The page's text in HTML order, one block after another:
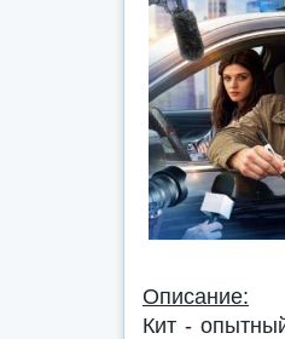
Описание:
Кит -